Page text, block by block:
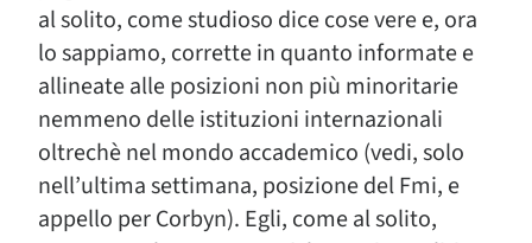
al solito, come studioso dice cose vere e, ora
lo sappiamo, corrette in quanto informate e
allineate alle posizioni non più minoritarie
nemmeno delle istituzioni internazionali
oltrechè nel mondo accademico (vedi, solo
nell’ultima settimana, posizione del Fmi, e
appello per Corbyn). Egli, come al solito,